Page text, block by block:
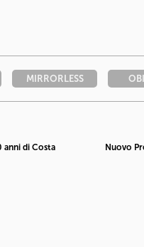
MIRRORLESS
anni di Costa
Nuovo